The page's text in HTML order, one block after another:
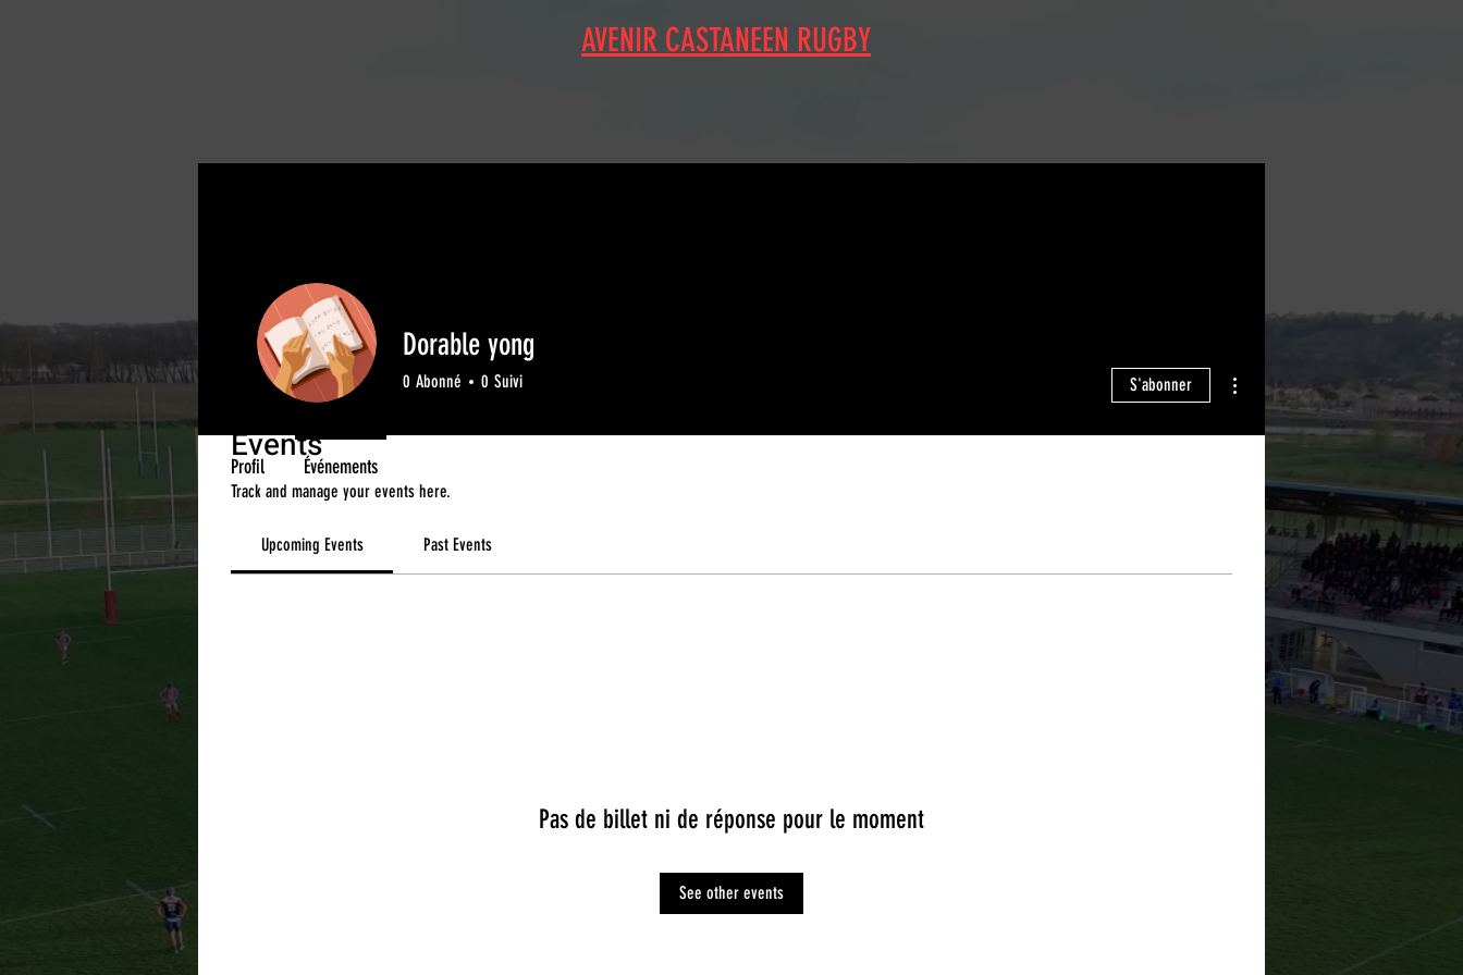
AVENIR CASTANEEN RUGBY
Events
Track and manage your events here.
Upcoming Events Past Events
Pas de billet ni de réponse pour le moment
See other events
Dorable yong
0 Abonné 0 Suivi S'abonner
Profil Événements